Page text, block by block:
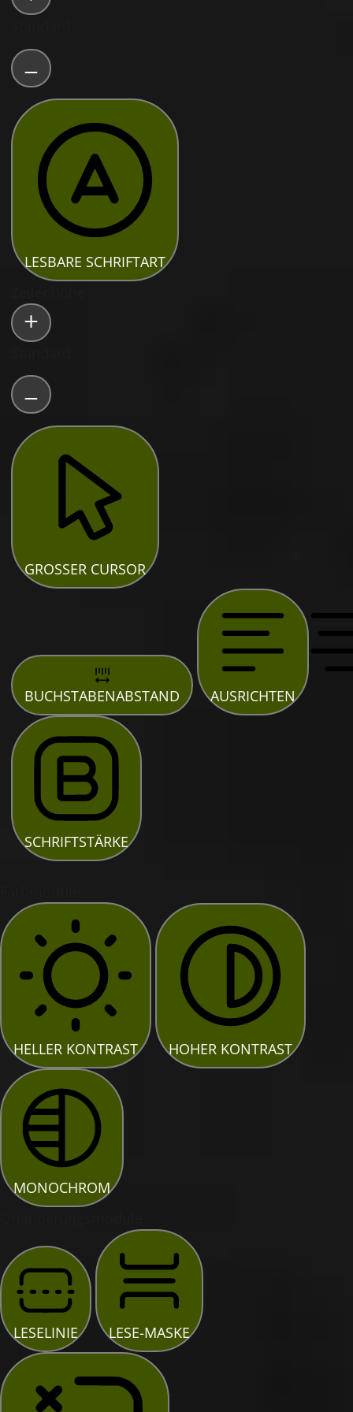
LESBARE SCHRIFTART
GROSSER CURSOR
BUCHSTABENABSTAND AUSRICHTEN
SCHRIFTSTÄRKE
HELLER KONTRAST HOHER KONTRAST
MONOCHROM
LESELINIE LESE-MASKE